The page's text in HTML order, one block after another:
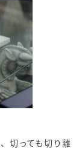
切っても切り離